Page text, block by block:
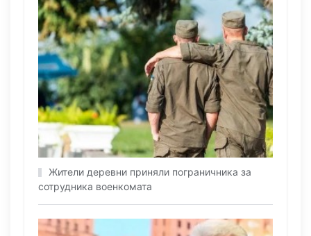
Жители деревни приняли пограничника за
сотрудника военкомата